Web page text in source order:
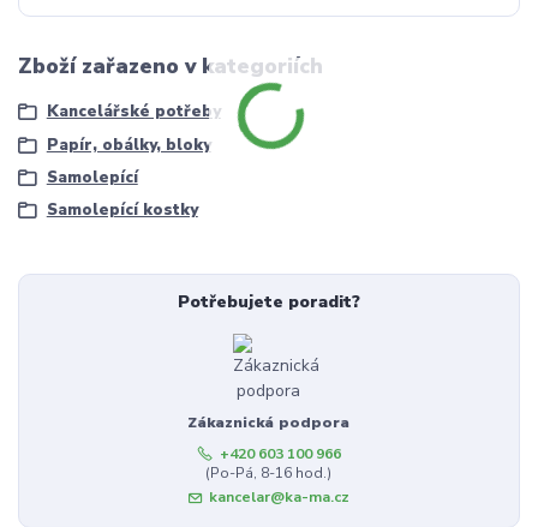
Zboží zařazeno v kategoriích
Kancelářské potřeby
Papír, obálky, bloky
Samolepící
Samolepící kostky
Potřebujete poradit?
Zákaznická podpora
+420 603 100 966
(Po-Pá, 8-16 hod.)
kancelar@ka-ma.cz